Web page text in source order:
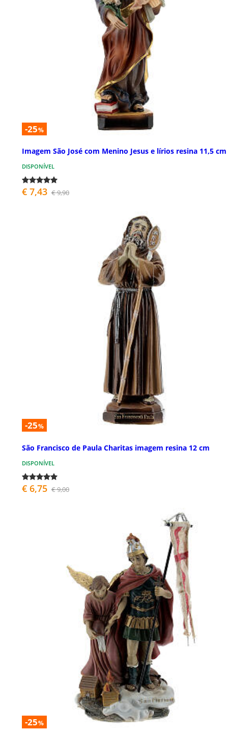
-25%
Imagem São José com Menino Jesus e lírios resina 11,5 cm
DISPONÍVEL
€ 7,43 € 9,90
-25%
São Francisco de Paula Charitas imagem resina 12 cm
DISPONÍVEL
€ 6,75 € 9,00
-25%